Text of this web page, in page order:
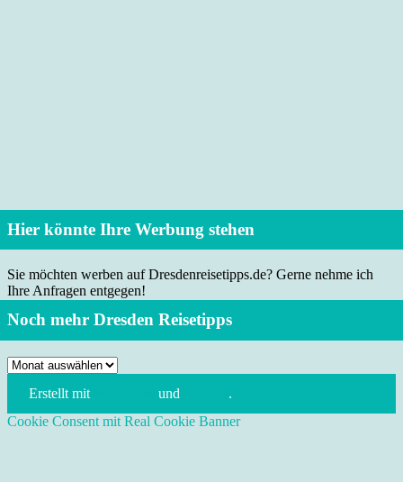
Hier könnte Ihre Werbung stehen
Sie möchten werben auf Dresdenreisetipps.de? Gerne nehme ich
Ihre Anfragen entgegen!
Noch mehr Dresden Reisetipps
Noch
Dresden
Reisetipps
Erstellt mit und
.
Cookie Consent mit Real Cookie Banner